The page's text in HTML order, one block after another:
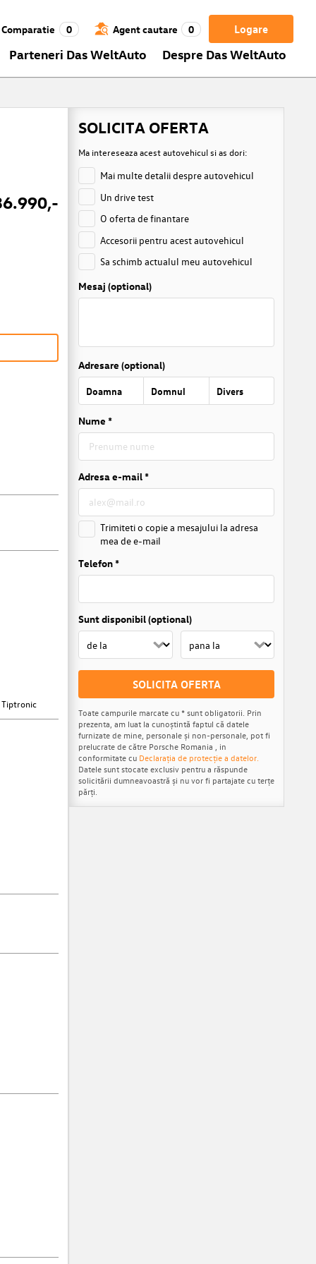
Logare
Comparatie 0 Agent cautare 0
Parteneri Das WeltAuto Despre Das WeltAuto
Tiptronic
SOLICITA OFERTA
Ma intereseaza acest autovehicul si as dori:
Mai multe detalii despre autovehicul
Un drive test
O oferta de finantare
Accesorii pentru acest autovehicul
Sa schimb actualul meu autovehicul
Mesaj (optional)
Adresare (optional)
Doamna Domnul Divers
Nume *
Adresa e-mail *
Trimiteti o copie a mesajului la adresa
mea de e-mail
Telefon *
Sunt disponibil (optional)
SOLICITA OFERTA
Toate campurile marcate cu * sunt obligatorii. Prin
prezenta, am luat la cunoștintă faptul că datele
furnizate de mine, personale și non-personale, pot fi
prelucrate de către Porsche Romania , in
conformitate cu Declarația de protecție a datelor.
Datele sunt stocate exclusiv pentru a răspunde
solicitării dumneavoastră și nu vor fi partajate cu terțe
părți.